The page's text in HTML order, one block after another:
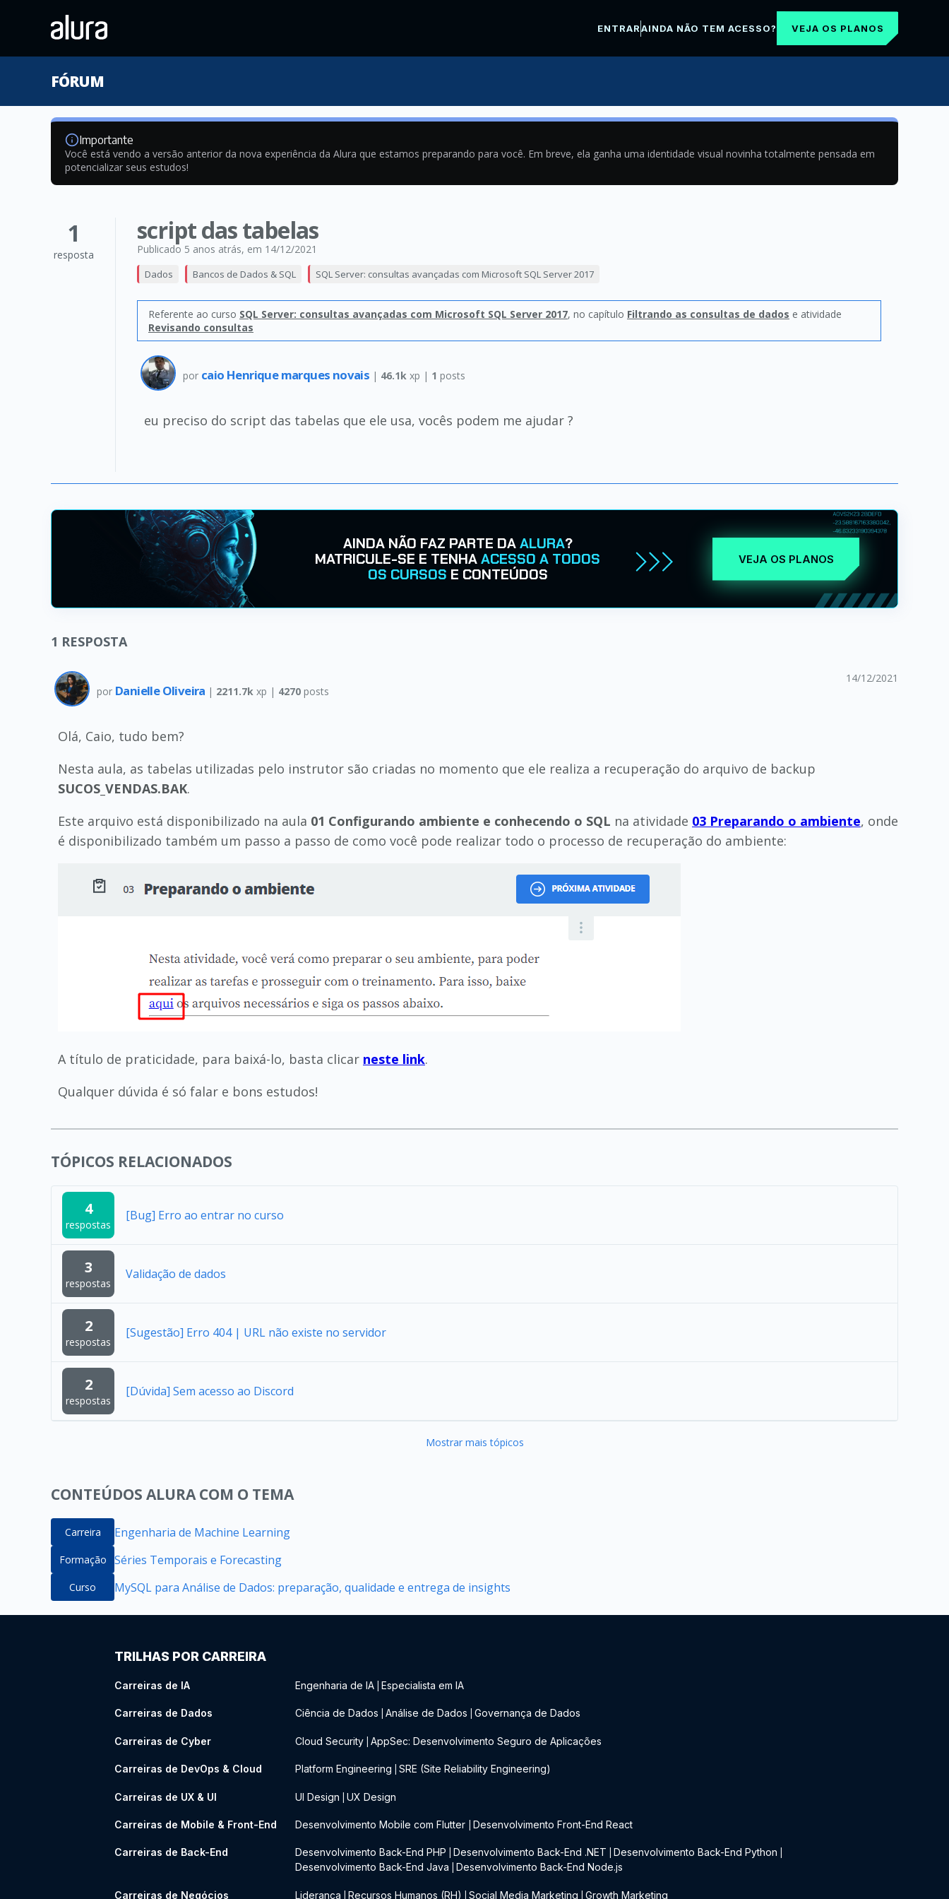
ENTRARAINDA NÃO TEM ACESSO? VEJA OS PLANOS
FÓRUM
Importante
Você está vendo a versão anterior da nova experiência da Alura que estamos preparando para você. Em breve, ela ganha uma identidade visual novinha totalmente pensada em
potencializar seus estudos!
1
resposta
script das tabelas
Publicado 5 anos atrás, em 14/12/2021
Dados Bancos de Dados & SQL SQL Server: consultas avançadas com Microsoft SQL Server 2017
Referente ao curso SQL Server: consultas avançadas com Microsoft SQL Server 2017, no capítulo Filtrando as consultas de dados e atividade
Revisando consultas
por caio Henrique marques novais | 46.1k xp | 1 posts
eu preciso do script das tabelas que ele usa, vocês podem me ajudar ?
AINDA NÃO FAZ PARTE DAALURA?
MATRICULE-SE E TENHAACESSO A TODOS
OS CURSOS E CONTEÚDOS
VEJA OS PLANOS
1 RESPOSTA
por Danielle Oliveira | 2211.7k xp | 4270 posts
14/12/2021
Olá, Caio, tudo bem?
Nesta aula, as tabelas utilizadas pelo instrutor são criadas no momento que ele realiza a recuperação do arquivo de backup
SUCOS_VENDAS.BAK.
Este arquivo está disponibilizado na aula 01 Configurando ambiente e conhecendo o SQL na atividade 03 Preparando o ambiente, onde
é disponibilizado também um passo a passo de como você pode realizar todo o processo de recuperação do ambiente:
A título de praticidade, para baixá-lo, basta clicar neste link.
Qualquer dúvida é só falar e bons estudos!
TÓPICOS RELACIONADOS
4
respostas
[Bug] Erro ao entrar no curso
3
respostas
Validação de dados
2
respostas
[Sugestão] Erro 404 | URL não existe no servidor
2
respostas
[Dúvida] Sem acesso ao Discord
Mostrar mais tópicos
CONTEÚDOS ALURA COM O TEMA
Carreira Engenharia de Machine Learning
Formação Séries Temporais e Forecasting
Curso MySQL para Análise de Dados: preparação, qualidade e entrega de insights
TRILHAS POR CARREIRA
Carreiras de IA Engenharia de IA Especialista em IA
Carreiras de Dados Ciência de Dados Análise de Dados Governança de Dados
Carreiras de Cyber Cloud Security AppSec: Desenvolvimento Seguro de Aplicações
Carreiras de DevOps & Cloud Platform Engineering SRE (Site Reliability Engineering)
Carreiras de UX & UI UI Design UX Design
Carreiras de Mobile & Front-End Desenvolvimento Mobile com Flutter Desenvolvimento Front-End React
Carreiras de Back-End Desenvolvimento Back-End PHP Desenvolvimento Back-End .NET Desenvolvimento Back-End Python
Desenvolvimento Back-End Java Desenvolvimento Back-End Node.js
Carreiras de Negócios Liderança Recursos Humanos (RH) Social Media Marketing Growth Marketing